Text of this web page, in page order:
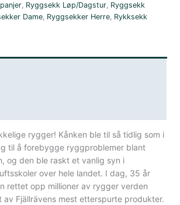
, Ryggsekk Løp/Dagstur, Ryggsekk
Dame, Ryggsekker Herre, Rykksekk
rygger! Kånken ble til så tidlig som i
til å forebygge ryggproblemer blant
og den ble raskt et vanlig syn i
over hele landet. I dag, 35 år
rettet opp millioner av rygger verden
av Fjällrävens mest etterspurte produkter.